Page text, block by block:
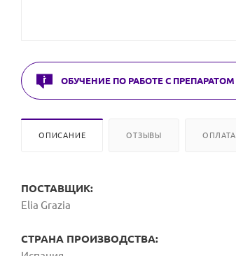
ОБУЧЕНИЕ ПО РАБОТЕ С ПРЕПАРАТОМ
ОПИСАНИЕ ОТЗЫВЫ ОПЛАТА
ПОСТАВЩИК:
Elia Grazia
СТРАНА ПРОИЗВОДСТВА: